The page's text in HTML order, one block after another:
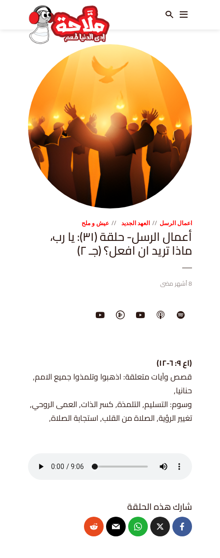
اعمال الرسل العهد الجديد عيش و ملح
أعمال الرسل- حلقة (٣١): يا رب،
ماذا تريد ان افعل؟ (جـ ٢)
8 أشهر مضى
(اع ٩: ٦-١٢)
قصص وآيات متعلقة: اذهبوا وتلمذوا جميع الامم,
حنانيا,
وسوم: التسليم, التلمذة, كسر الذات, العمى الروحي,
تغيير الرؤية, الصلاة من القلب, استجابة الصلاة,